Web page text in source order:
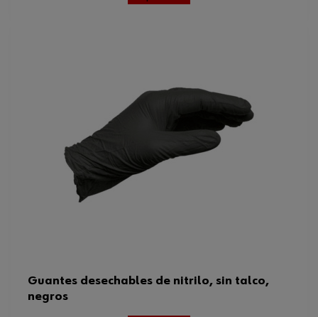
Guantes desechables de nitrilo, sin talco,
negros